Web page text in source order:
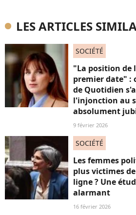
LES ARTICLES
SOCIÉTÉ
"La position de
premier date" :
de Quotidien
l'injonction au
absolument
9 février 2026
SOCIÉTÉ
Les femmes
plus victimes
ligne ? Une
alarmant
16 février 2026